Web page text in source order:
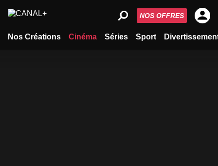
Nos Créations Cinéma Séries Sport
NOS OFFRES